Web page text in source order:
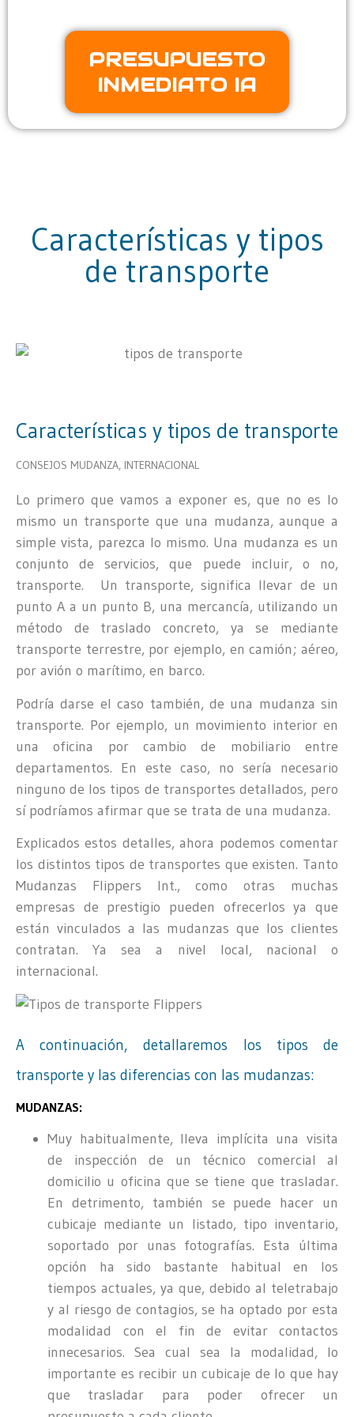
PRESUPUESTO
INMEDIATO IA
Características y tipos
de transporte
Características y tipos de transporte
CONSEJOS MUDANZA, INTERNACIONAL
Lo primero que vamos a exponer es, que no es lo
mismo un transporte que una mudanza, aunque a
simple vista, parezca lo mismo. Una mudanza es un
conjunto de servicios, que puede incluir, o no,
transporte. Un transporte, significa llevar de un
punto A a un punto B, una mercancía, utilizando un
método de traslado concreto, ya se mediante
transporte terrestre, por ejemplo, en camión; aéreo,
por avión o marítimo, en barco.
Podría darse el caso también, de una mudanza sin
transporte. Por ejemplo, un movimiento interior en
una oficina por cambio de mobiliario entre
departamentos. En este caso, no sería necesario
ninguno de los tipos de transportes detallados, pero
sí podríamos afirmar que se trata de una mudanza.
Explicados estos detalles, ahora podemos comentar
los distintos tipos de transportes que existen. Tanto
Mudanzas Flippers Int., como otras muchas
empresas de prestigio pueden ofrecerlos ya que
están vinculados a las mudanzas que los clientes
contratan. Ya sea a nivel local, nacional o
internacional.
A continuación, detallaremos los tipos de
transporte y las diferencias con las mudanzas:
MUDANZAS:
Muy habitualmente, lleva implícita una visita
de inspección de un técnico comercial al
domicilio u oficina que se tiene que trasladar.
En detrimento, también se puede hacer un
cubicaje mediante un listado, tipo inventario,
soportado por unas fotografías. Esta última
opción ha sido bastante habitual en los
tiempos actuales, ya que, debido al teletrabajo
y al riesgo de contagios, se ha optado por esta
modalidad con el fin de evitar contactos
innecesarios. Sea cual sea la modalidad, lo
importante es recibir un cubicaje de lo que hay
que trasladar para poder ofrecer un